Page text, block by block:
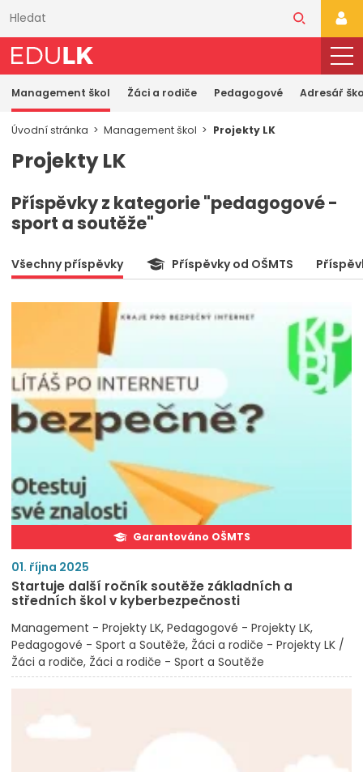
obsahu
Management škol Žáci a rodiče Pedagogové Adresář
Úvodní stránka Management škol Projekty LK
Projekty LK
Příspěvky z kategorie "pedagogové -
sport a soutěže"
Všechny příspěvky Příspěvky od OŠMTS
Garantováno OŠMTS
01. října 2025
Startuje další ročník soutěže základních a
středních škol v kyberbezpečnosti
Management - Projekty LK Pedagogové - Projekty LK
Pedagogové - Sport a Soutěže Žáci a rodiče - Projekty LK /
Žáci a rodiče Žáci a rodiče - Sport a Soutěže